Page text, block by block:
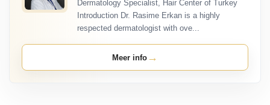
Dermatology Specialist, Hair Center of Turkey
Introduction Dr. Rasime Erkan is a highly
respected dermatologist with ove...
Meer info →